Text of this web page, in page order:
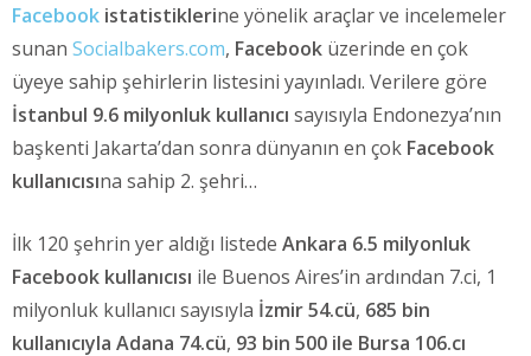
Facebook istatistiklerine yönelik araçlar ve incelemeler
sunan Socialbakers.com, Facebook üzerinde en çok
üyeye sahip şehirlerin listesini yayınladı. Verilere göre
İstanbul 9.6 milyonluk kullanıcı sayısıyla Endonezya’nın
başkenti Jakarta’dan sonra dünyanın en çok Facebook
kullanıcısına sahip 2. şehri…
İlk 120 şehrin yer aldığı listede Ankara 6.5 milyonluk
Facebook kullanıcısı ile Buenos Aires’in ardından 7.ci, 1
milyonluk kullanıcı sayısıyla İzmir 54.cü, 685 bin
kullanıcıyla Adana 74.cü, 93 bin 500 ile Bursa 106.cı